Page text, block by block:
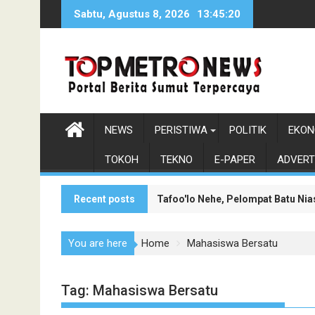
Sabtu, Agustus 8, 2026 13:45:20
NEWS PERISTIWA POLITIK
TOKOH TEKNO E-PAPER
Recent posts Tafoo'lo Nehe, Pelompat Batu
Monumen Sisingamangaraja XII
You are here Home Mahasiswa Bersatu
Tag: Mahasiswa Bersatu